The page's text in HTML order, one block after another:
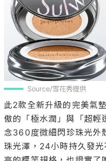
Source/雪花秀提供
此2款全新升級的完美氣
傲的「極水潤」與「超輕
念360度微細閃珍珠光外
珠光澤，24小時持久發